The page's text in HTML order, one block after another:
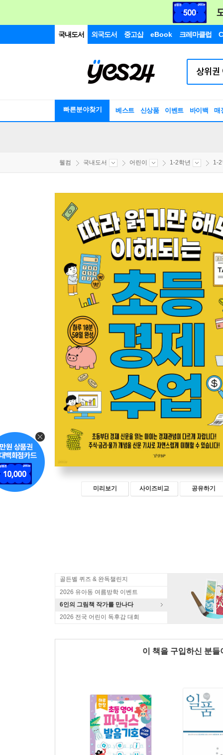
국내도서 외국도서 중고샵 eBook 크레마클럽
빠른분야찾기 베스트 신상품 이벤트 바이백 매
웰컴 국내도서 어린이 1-2학년 1-
미리보기 사이즈비교 공유하기
골든벨 퀴즈 & 완독챌린지
2026 유아동 여름방학 이벤트
6인의 그림책 작가를 만나다
2026 전국 어린이 독후감 대회
이 책을 구입하신 분